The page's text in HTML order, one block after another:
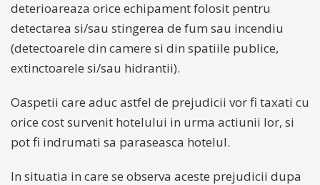
deterioareaza orice echipament folosit pentru
detectarea si/sau stingerea de fum sau incendiu
(detectoarele din camere si din spatiile publice,
extinctoarele si/sau hidrantii).
Oaspetii care aduc astfel de prejudicii vor fi taxati cu
orice cost survenit hotelului in urma actiunii lor, si
pot fi indrumati sa paraseasca hotelul.
In situatia in care se observa aceste prejudicii dupa